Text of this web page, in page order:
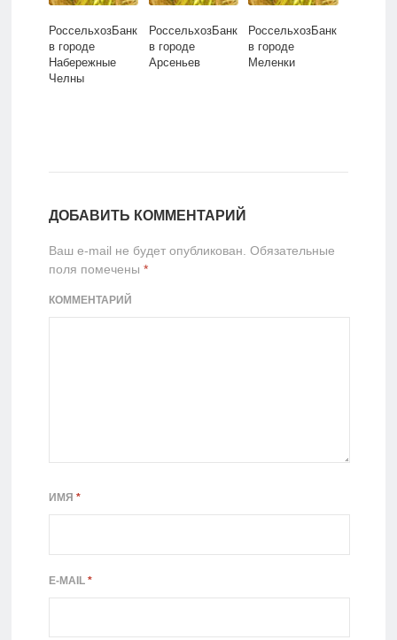
РоссельхозБанк
в городе
Набережные
Челны
РоссельхозБанк
в городе
Арсеньев
РоссельхозБанк
в городе
Меленки
ДОБАВИТЬ КОММЕНТАРИЙ
Ваш e-mail не будет опубликован. Обязательные
поля помечены *
КОММЕНТАРИЙ
ИМЯ *
E-MAIL *